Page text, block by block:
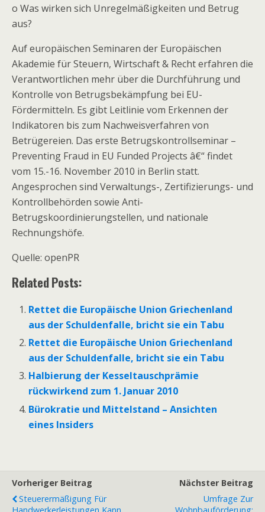
o Was wirken sich Unregelmäßigkeiten und Betrug
aus?
Auf europäischen Seminaren der Europäischen
Akademie für Steuern, Wirtschaft & Recht erfahren die
Verantwortlichen mehr über die Durchführung und
Kontrolle von Betrugsbekämpfung bei EU-
Fördermitteln. Es gibt Leitlinie vom Erkennen der
Indikatoren bis zum Nachweisverfahren von
Betrügereien. Das erste Betrugskontrollseminar –
Preventing Fraud in EU Funded Projects â€“ findet
vom 15.-16. November 2010 in Berlin statt.
Angesprochen sind Verwaltungs-, Zertifizierungs- und
Kontrollbehörden sowie Anti-
Betrugskoordinierungstellen, und nationale
Rechnungshöfe.
Quelle: openPR
Related Posts:
Rettet die Europäische Union Griechenland
aus der Schuldenfalle, bricht sie ein Tabu
Rettet die Europäische Union Griechenland
aus der Schuldenfalle, bricht sie ein Tabu
Halbierung der Kesseltauschprämie
rückwirkend zum 1. Januar 2010
Bürokratie und Mittelstand – Ansichten
eines Insiders
Vorheriger Beitrag
Steuerermäßigung Für
Handwerkerleistungen Kann
Nächster Beitrag
Umfrage Zur
Wohnbauförderung: